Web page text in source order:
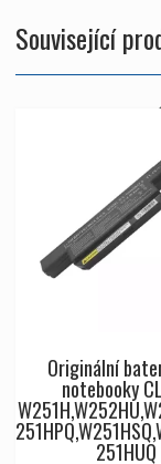
Související
Originální
notebooky
251HUQ